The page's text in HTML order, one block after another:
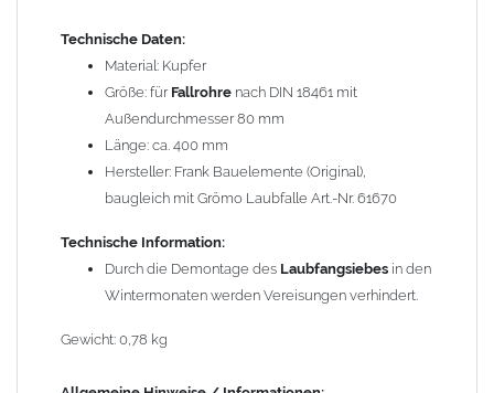
verzinkten Bauteilen in Richtung Kupfer verläuft.
Kombinationen ->Zink, Aluminium und verzinkte Bauteile
können miteinander verbaut werden, da sie in der
elektrochemischen Spannungsreihe nahe beieinander liegen.
Kupfer kann mit Edelstahl und Blei kombiniert werden, da keine
erhebliche Kontaktkorrosion auftritt.
lasergeschweißte Rohre. Maßabweichungen von 1–2 mm sind
Technische Daten:
Material: Kupfer
Größe: für Fallrohre nach DIN 18461 mit
Außendurchmesser 80 mm
Länge: ca. 400 mm
Hersteller: Frank Bauelemente (Original),
baugleich mit Grömo Laubfalle Art.-Nr. 61670
Technische Information:
Durch die Demontage des Laubfangsiebes in den
Wintermonaten werden Vereisungen verhindert.
Gewicht: 0,78 kg